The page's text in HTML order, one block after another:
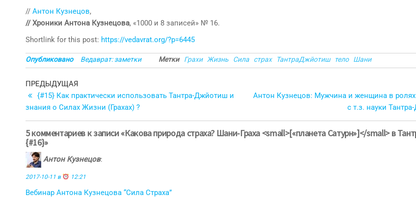
// Антон Кузнецов,
// Хроники Антона Кузнецова, «1000 и 8 записей» № 16.
Shortlink for this post: https://vedavrat.org/?p=6445
Опубликовано Ведаврат: заметки Метки Грахи Жизнь Сила страх ТантраДжйотиш тело Шани
Навигация
по
записям
Предыдущая
запись
ПРЕДЫДУЩАЯ
{#15} Как практически использовать Тантра-Джйотиш и
знания о Силах Жизни (Грахах) ?
Антон Кузнецов: Мужчина и женщина в ролях
с т.з. науки
5 комментариев к записи «Какова природа страха? Шани-Граха <small>[«планета Сатурн»]</small> в
{#16}»
Антон Кузнецов:
2017-10-11 в 12:21
Вебинар Антона Кузнецова “Сила Страха”